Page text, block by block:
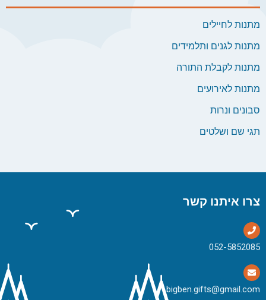
מתנות לחיילים
מתנות לגנים ותלמידים
מתנות לקבלת התורה
מתנות לאירועים
סבונים ונרות
תגי שם ושלטים
צרו איתנו קשר
bigben.gifts@gmail.com